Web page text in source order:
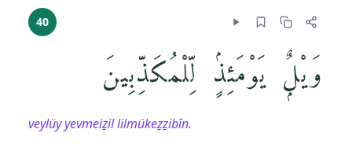
40
وَيْلٌۭ يَوْمَئِذٍۢ لِّلْمُكَذِّبِينَ
veylüy yevmeiẕil lilmükeẕẕibîn.